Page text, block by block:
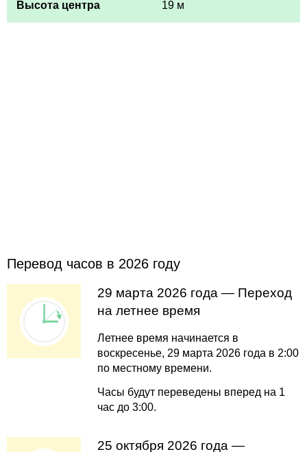
Высота центра
19 м
Перевод часов в 2026 году
29 марта 2026 года — Переход
на летнее время
Летнее время начинается в
воскресенье, 29 марта 2026 года в 2:00
по местному времени.
Часы будут переведены вперед на 1
час до 3:00.
25 октября 2026 года —